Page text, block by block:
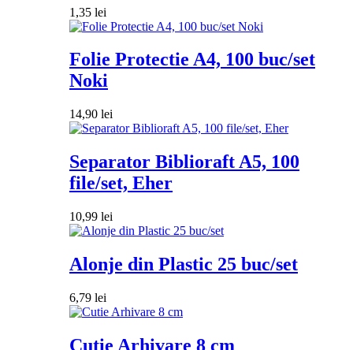
1,35 lei
Folie Protectie A4, 100 buc/set
Noki
14,90 lei
Separator Biblioraft A5, 100
file/set, Eher
10,99 lei
Alonje din Plastic 25 buc/set
6,79 lei
Cutie Arhivare 8 cm